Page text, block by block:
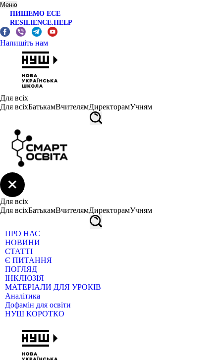
Меню
ПИШЕМО ЕСЕ
RESILIENCE.HELP
Напишіть нам
Для всіх
Для всіхБатькамВчителямДиректорамУчням
Для всіх
Для всіхБатькамВчителямДиректорамУчням
ПРО НАС
НОВИНИ
СТАТТІ
Є ПИТАННЯ
ПОГЛЯД
ІНКЛЮЗІЯ
МАТЕРІАЛИ ДЛЯ УРОКІВ
Аналітика
Дофамін для освіти
НУШ КОРОТКО